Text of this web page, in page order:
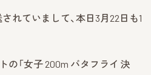
れていまして、本日3月22日も1
の「女子 200m バタフライ 決